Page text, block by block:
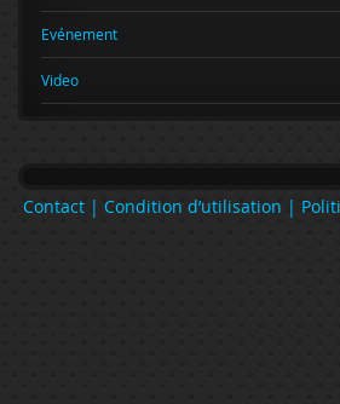
Evénement
Video
Contact | Condition d’utilisation |